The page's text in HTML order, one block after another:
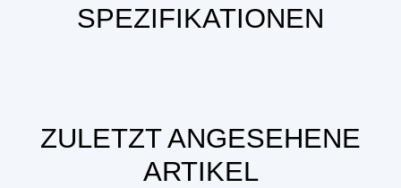
SPEZIFIKATIONEN
ZULETZT ANGESEHENE
ARTIKEL